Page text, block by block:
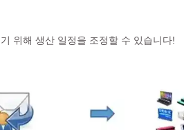
위해 생산 일정을 조정할 수 있습니다!